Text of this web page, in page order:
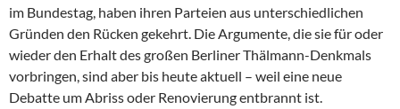
im Bundestag, haben ihren Parteien aus unterschiedlichen
Gründen den Rücken gekehrt. Die Argumente, die sie für oder
wieder den Erhalt des großen Berliner Thälmann-Denkmals
vorbringen, sind aber bis heute aktuell – weil eine neue
Debatte um Abriss oder Renovierung entbrannt ist.